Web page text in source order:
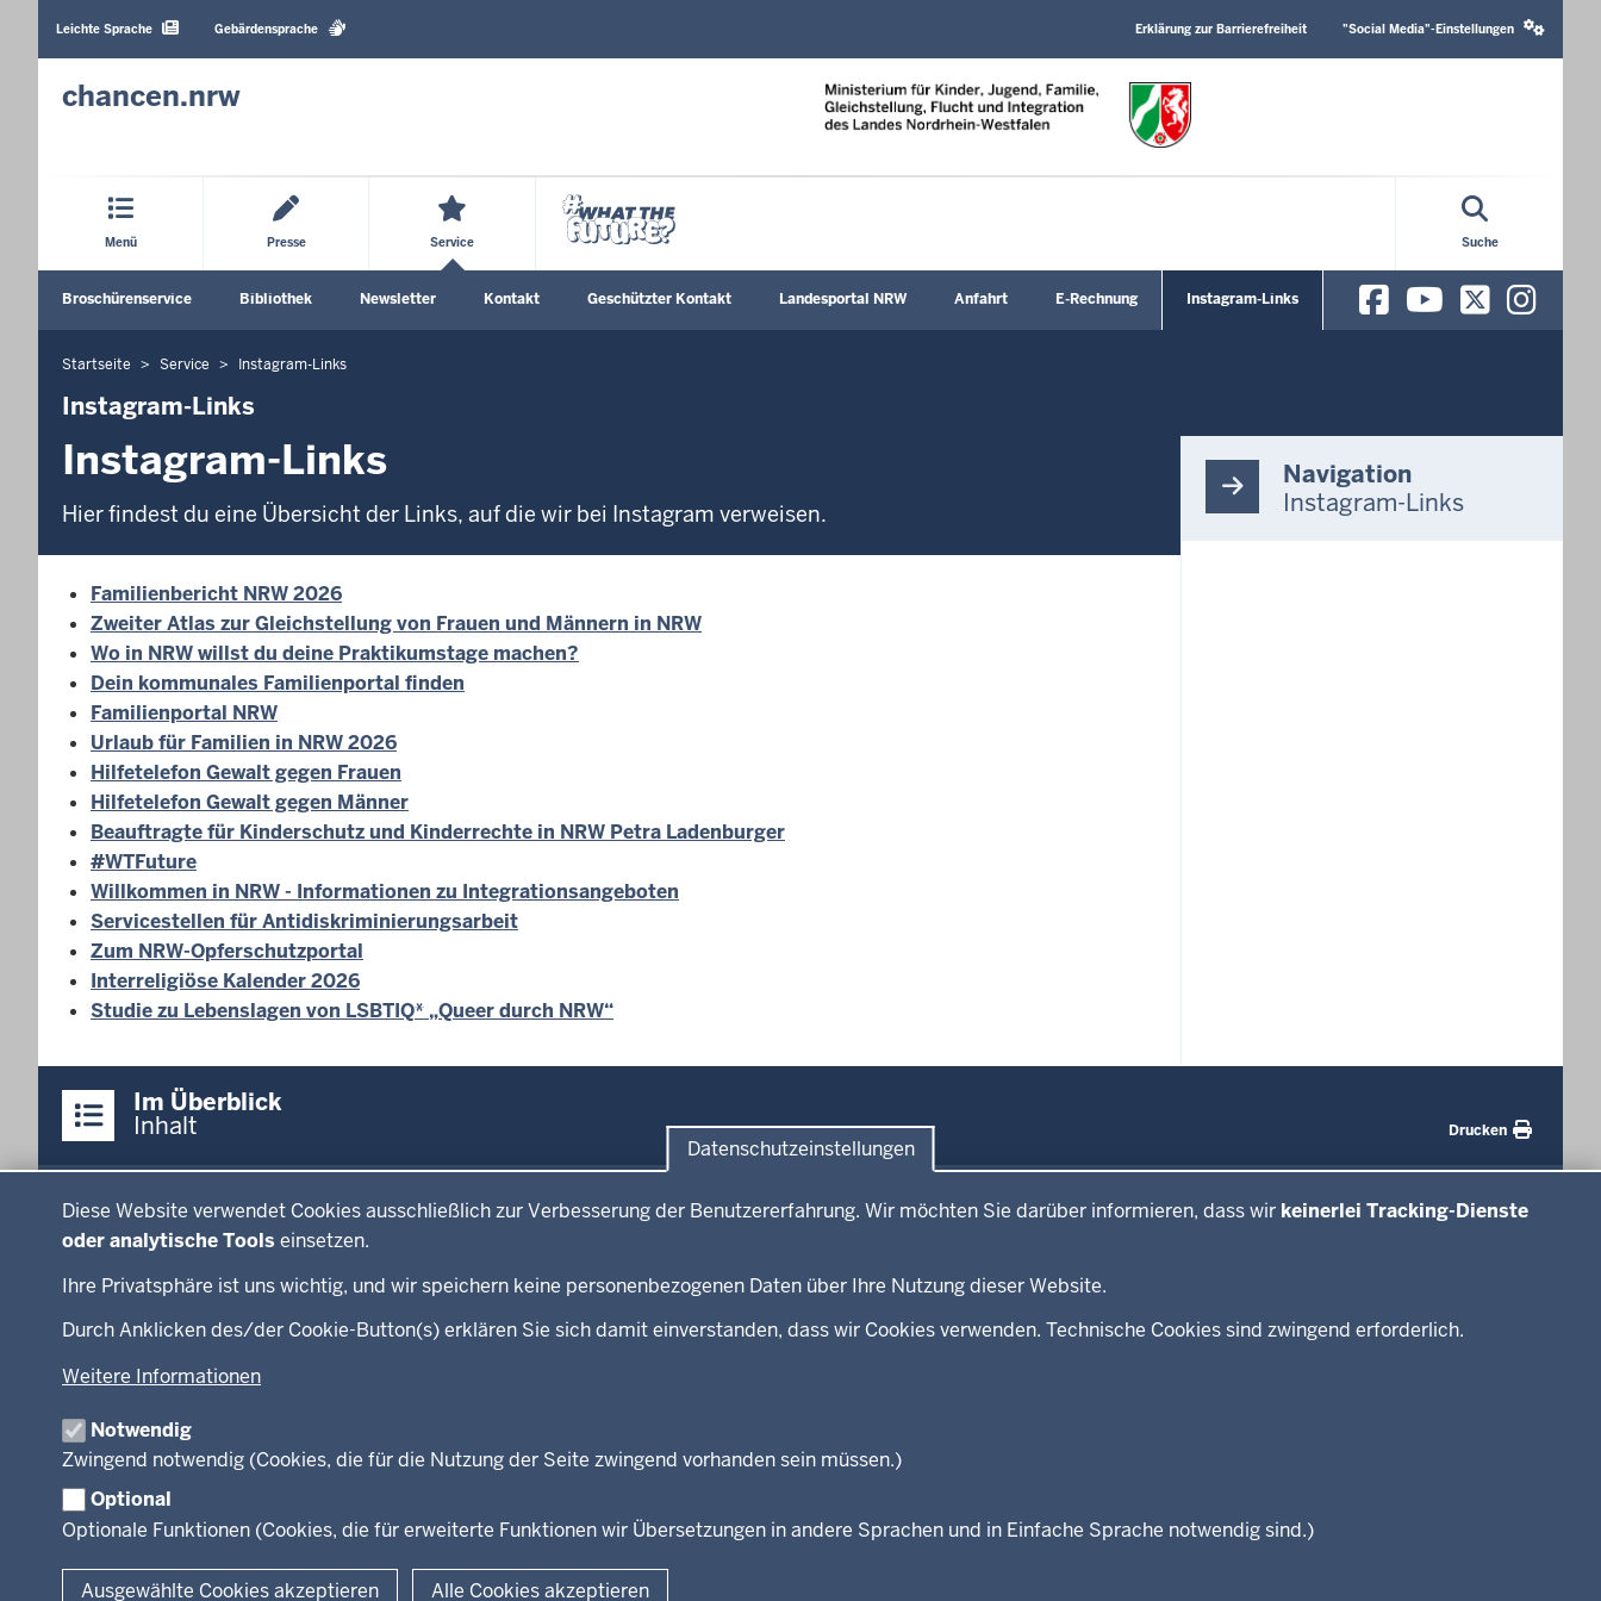
Datenschutzeinstellungen
Diese Website verwendet Cookies ausschließlich zur Verbesserung der Benutzererfahrung. Wir möchten Sie darüber informieren, dass wir keinerlei Tracking-Dienste
oder analytische Tools einsetzen.
Ihre Privatsphäre ist uns wichtig, und wir speichern keine personenbezogenen Daten über Ihre Nutzung dieser Website.
Durch Anklicken des/der Cookie-Button(s) erklären Sie sich damit einverstanden, dass wir Cookies verwenden. Technische Cookies sind zwingend erforderlich.
Weitere Informationen
Notwendig
Zwingend notwendig (Cookies, die für die Nutzung der Seite zwingend vorhanden sein müssen.)
Optional
Optionale Funktionen (Cookies, die für erweiterte Funktionen wir Übersetzungen in andere Sprachen und in Einfache Sprache notwendig sind.)
Ausgewählte Cookies akzeptieren Alle Cookies akzeptieren
Sprachen
Leichte Sprache Gebärdensprache
TopErklärung zur Barrierefreiheit
media
"Social Media"-Einstellungen
chancen.nrw
Hauptmenü
Menü Presse Service Suche
Broschürenservice Bibliothek Newsletter Kontakt Geschützter Kontakt Landesportal NRW Anfahrt E-Rechnung Instagram-Links Facebook
YouTube
X/
Sie
befinden
hier
Startseite Service Instagram-Links
Instagram-Links
Instagram-Links
Hier findest du eine Übersicht der Links, auf die wir bei Instagram verweisen.
Familienbericht NRW 2026
Zweiter Atlas zur Gleichstellung von Frauen und Männern in NRW
Wo in NRW willst du deine Praktikumstage machen?
Dein kommunales Familienportal finden
Familienportal NRW
Urlaub für Familien in NRW 2026
Hilfetelefon Gewalt gegen Frauen
Hilfetelefon Gewalt gegen Männer
Beauftragte für Kinderschutz und Kinderrechte in NRW Petra Ladenburger
#WTFuture
Willkommen in NRW - Informationen zu Integrationsangeboten
Servicestellen für Antidiskriminierungsarbeit
Zum NRW-Opferschutzportal
Interreligiöse Kalender 2026
Studie zu Lebenslagen von LSBTIQ* „Queer durch NRW“
Navigation
Instagram-Links
Inhalte
Im Überblick
Inhalt Drucken
Menü
in
der
Menü
Ministerium
Jugend
Familie
Gleichstellung
Integration
Presse
Fotos
RSS-Feeds
Service
Newsletter
Kontakt
Instagram-Links
#WTFuture